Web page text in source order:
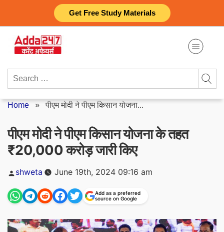
Get Free Study Materials
content
Search
Home »पीएम मोदी ने पीएम किसान योजना...
पीएम मोदी ने पीएम किसान योजना के तहत
₹20,000 करोड़ जारी किए
Posted
by
shweta June 19th, 2024 09:16 am
Add as a preferred
source on Google